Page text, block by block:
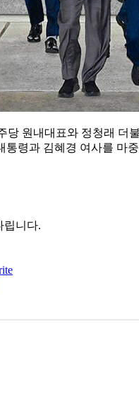
원내대표와 정청래 더
령과 김혜경 여사를 마
립니다.